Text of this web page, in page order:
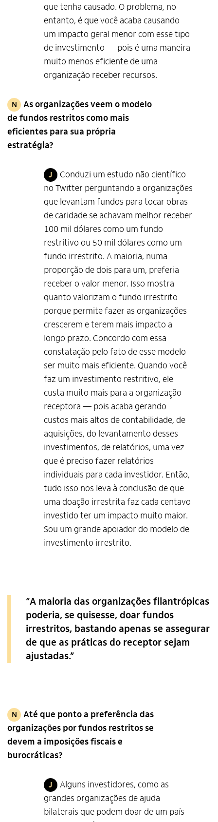
que tenha causado. O problema, no
entanto, é que você acaba causando
um impacto geral menor com esse tipo
de investimento — pois é uma maneira
muito menos eficiente de uma
organização receber recursos.
N
As organizações veem o modelo
de fundos restritos como mais
eficientes para sua própria
estratégia?
J
Conduzi um estudo não científico
no Twitter perguntando a organizações
que levantam fundos para tocar obras
de caridade se achavam melhor receber
100 mil dólares como um fundo
restritivo ou 50 mil dólares como um
fundo irrestrito. A maioria, numa
proporção de dois para um, preferia
receber o valor menor. Isso mostra
quanto valorizam o fundo irrestrito
porque permite fazer as organizações
crescerem e terem mais impacto a
longo prazo. Concordo com essa
constatação pelo fato de esse modelo
ser muito mais eficiente. Quando você
faz um investimento restritivo, ele
custa muito mais para a organização
receptora — pois acaba gerando
custos mais altos de contabilidade, de
aquisições, do levantamento desses
investimentos, de relatórios, uma vez
que é preciso fazer relatórios
individuais para cada investidor. Então,
tudo isso nos leva à conclusão de que
uma doação irrestrita faz cada centavo
investido ter um impacto muito maior.
Sou um grande apoiador do modelo de
investimento irrestrito.
“A maioria das organizações filantrópicas
poderia, se quisesse, doar fundos
irrestritos, bastando apenas se assegurar
de que as práticas do receptor sejam
ajustadas.”
N
Até que ponto a preferência das
organizações por fundos restritos se
devem a imposições fiscais e
burocráticas?
J
Alguns investidores, como as
grandes organizações de ajuda
bilaterais que podem doar de um país